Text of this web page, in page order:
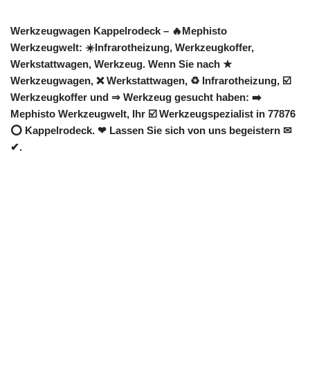
Werkzeugwagen Kappelrodeck – 🔥Mephisto
Werkzeugwelt: ☀️Infrarotheizung, Werkzeugkoffer,
Werkstattwagen, Werkzeug. Wenn Sie nach ★
Werkzeugwagen, ❌ Werkstattwagen, ♻ Infrarotheizung, ☑️
Werkzeugkoffer und ⇒ Werkzeug gesucht haben: ➡️
Mephisto Werkzeugwelt, Ihr ☑️ Werkzeugspezialist in 77876
⭕ Kappelrodeck. ❤ Lassen Sie sich von uns begeistern ✉
✔.